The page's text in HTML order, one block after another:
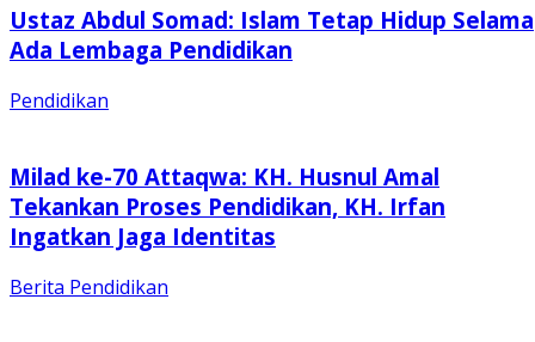
Ustaz Abdul Somad: Islam Tetap Hidup Selama
Ada Lembaga Pendidikan
Pendidikan
Milad ke-70 Attaqwa: KH. Husnul Amal
Tekankan Proses Pendidikan, KH. Irfan
Ingatkan Jaga Identitas
Berita Pendidikan